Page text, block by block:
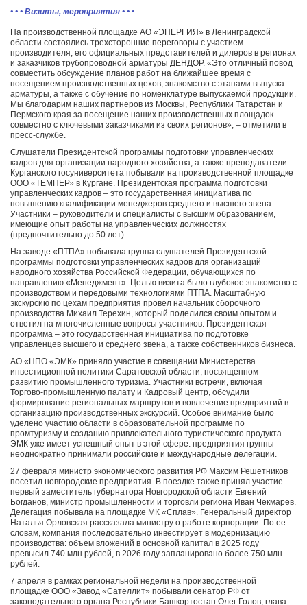
• • • Визиты, мероприятия • • •
На производственной площадке АО «ЭНЕРГИЯ» в Ленинградской
области состоялись трехсторонние переговоры с участием
производителя, его официальных представителей и дилеров в регионах
и заказчиков трубопроводной арматуры ДЕНДОР. «Это отличный повод
совместить обсуждение планов работ на ближайшее время с
посещением производственных цехов, знакомство с этапами выпуска
арматуры, а также с обучение по номенклатуре выпускаемой продукции.
Мы благодарим наших партнеров из Москвы, Республики Татарстан и
Пермского края за посещение наших производственных площадок
совместно с ключевыми заказчиками из своих регионов», – отметили в
пресс-службе.
Слушатели Президентской программы подготовки управленческих
кадров для организации народного хозяйства, а также преподаватели
Курганского госуниверситета побывали на производственной площадке
ООО «ТЕМПЕР» в Кургане. Президентская программа подготовки
управленческих кадров – это государственная инициатива по
повышению квалификации менеджеров среднего и высшего звена.
Участники – руководители и специалисты с высшим образованием,
имеющие опыт работы на управленческих должностях
(предпочтительно до 50 лет).
На заводе «ПТПА» побывала группа слушателей Президентской
программы подготовки управленческих кадров для организаций
народного хозяйства Российской Федерации, обучающихся по
направлению «Менеджмент». Целью визита было глубокое знакомство с
производством и передовыми технологиями ПТПА. Масштабную
экскурсию по цехам предприятия провел начальник сборочного
производства Михаил Терехин, который поделился своим опытом и
ответил на многочисленные вопросы участников. Президентская
программа – это государственная инициатива по подготовке
управленцев высшего и среднего звена, а также собственников бизнеса.
АО «НПО «ЭМК» приняло участие в совещании Министерства
инвестиционной политики Саратовской области, посвященном
развитию промышленного туризма. Участники встречи, включая
Торгово-промышленную палату и Кадровый центр, обсудили
формирование региональных маршрутов и вовлечение предприятий в
организацию производственных экскурсий. Особое внимание было
уделено участию области в образовательной программе по
промтуризму и созданию привлекательного туристического продукта.
ЭМК уже имеет успешный опыт в этой сфере: предприятия группы
неоднократно принимали российские и международные делегации.
27 февраля министр экономического развития РФ Максим Решетников
посетил новгородские предприятия. В поездке также принял участие
первый заместитель губернатора Новгородской области Евгений
Богданов, министр промышленности и торговли региона Иван Чекмарев.
Делегация побывала на площадке МК «Сплав». Генеральный директор
Наталья Орловская рассказала министру о работе корпорации. По ее
словам, компания последовательно инвестирует в модернизацию
производства: объем вложений в основной капитал в 2025 году
превысил 740 млн рублей, в 2026 году запланировано более 750 млн
рублей.
7 апреля в рамках региональной недели на производственной
площадке ООО «Завод «Сателлит» побывали сенатор РФ от
законодательного органа Республики Башкортостан Олег Голов, глава